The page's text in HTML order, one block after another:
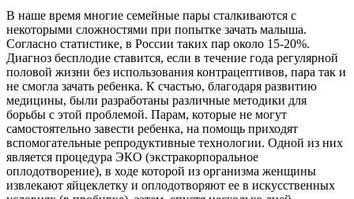
В наше время многие семейные пары сталкиваются с
некоторыми сложностями при попытке зачать малыша.
Согласно статистике, в России таких пар около 15-20%.
Диагноз бесплодие ставится, если в течение года регулярной
половой жизни без использования контрацептивов, пара так и
не смогла зачать ребенка. К счастью, благодаря развитию
медицины, были разработаны различные методики для
борьбы с этой проблемой. Парам, которые не могут
самостоятельно завести ребенка, на помощь приходят
вспомогательные репродуктивные технологии. Одной из них
является процедура ЭКО (экстракорпоральное
оплодотворение), в ходе которой из организма женщины
извлекают яйцеклетку и оплодотворяют ее в искусственных